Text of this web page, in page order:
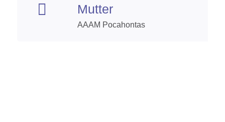
 Mutter
AAAM Pocahontas